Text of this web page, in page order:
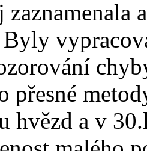
přesné
hvězd a v